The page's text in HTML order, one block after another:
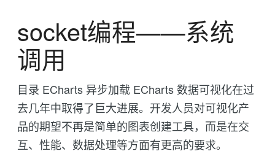
socket编程——系统
调用
目录 ECharts 异步加载 ECharts 数据可视化在过
去几年中取得了巨大进展。开发人员对可视化产
品的期望不再是简单的图表创建工具，而是在交
互、性能、数据处理等方面有更高的要求。